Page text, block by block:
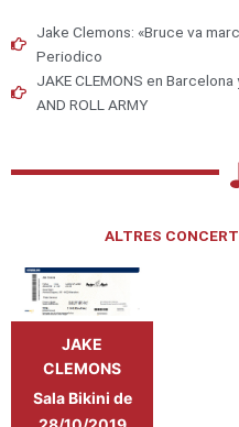
Jake Clemons: «Bruce va
Periodico
JAKE CLEMONS en
AND ROLL ARMY
ALTRES
JAKE
CLEMONS
Sala Bikini de
Barcelona